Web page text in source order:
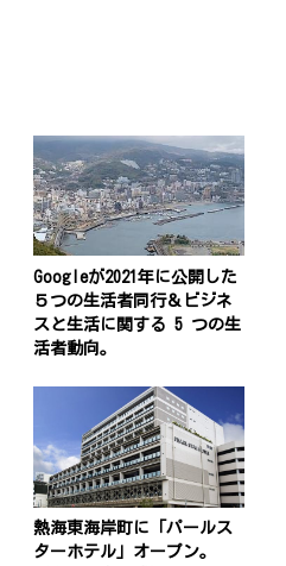
Googleが2021年に公開した
５つの生活者同行＆ビジネ
スと生活に関する 5 つの生
活者動向。
熱海東海岸町に「パールス
ターホテル」オープン。